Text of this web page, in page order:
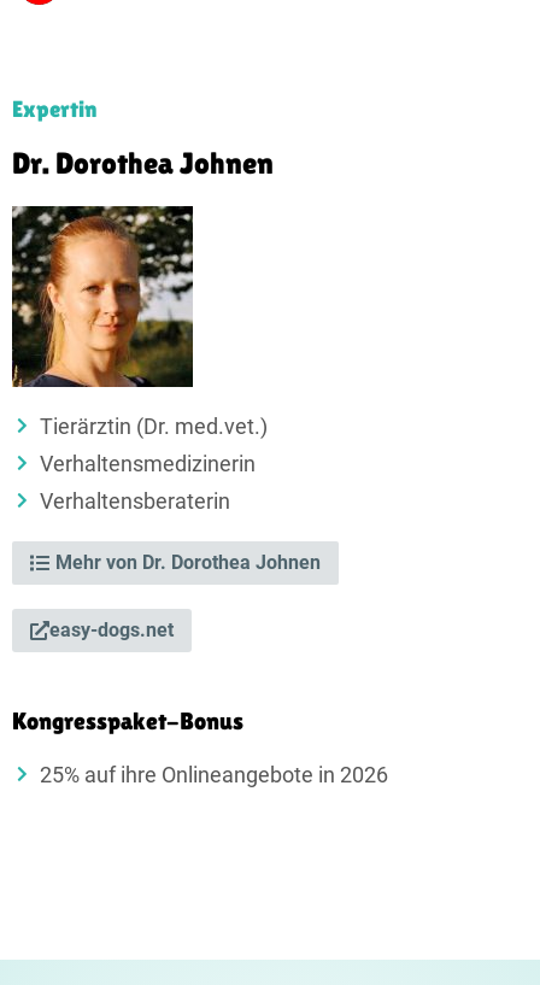
Expertin
Dr. Dorothea Johnen
Tierärztin (Dr. med.vet.)
Verhaltensmedizinerin
Verhaltensberaterin
Mehr von Dr. Dorothea Johnen
easy-dogs.net
Kongresspaket-Bonus
25% auf ihre Onlineangebote in 2026